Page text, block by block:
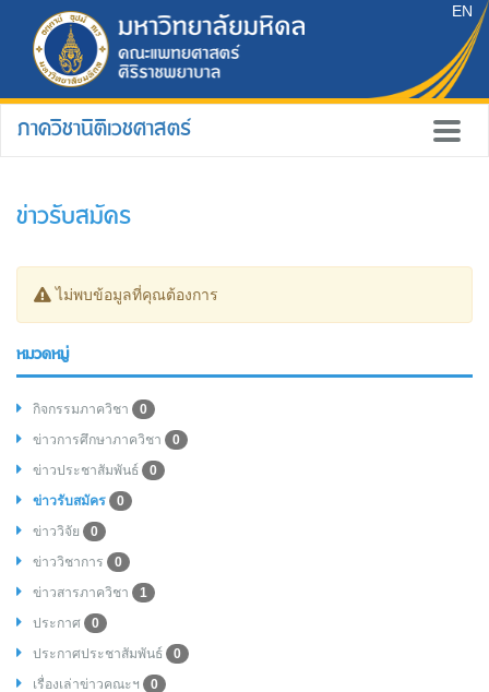
EN
ภาควิชานิติเวชศาสตร์
ข่าวรับสมัคร
ไม่พบข้อมูลที่คุณต้องการ
หมวดหมู่
กิจกรรมภาควิชา
0
ข่าวการศึกษาภาควิชา
0
ข่าวประชาสัมพันธ์
0
ข่าวรับสมัคร
0
ข่าววิจัย
0
ข่าววิชาการ
0
ข่าวสารภาควิชา
1
ประกาศ
0
ประกาศประชาสัมพันธ์
0
เรื่องเล่าข่าวคณะฯ
0